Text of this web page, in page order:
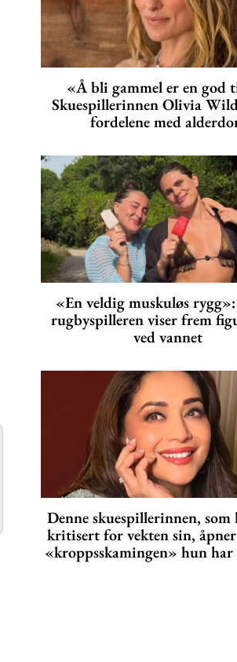
«Å bli gammel er en god
Skuespillerinnen Olivia
fordelene med
«En veldig muskuløs
rugbyspilleren viser frem
ved vannet
Denne skuespillerinnen,
kritisert for vekten sin,
«kroppsskamingen» hun har